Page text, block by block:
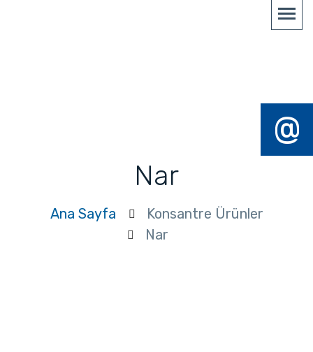
@
Nar
Ana Sayfa
Konsantre Ürünler
Nar